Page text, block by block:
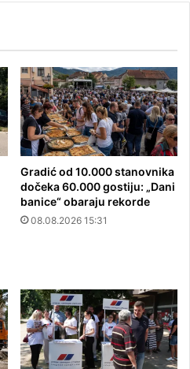
Gradić od 10.000 stanovnika
dočeka 60.000 gostiju: „Dani
banice“ obaraju rekorde
08.08.2026 15:31